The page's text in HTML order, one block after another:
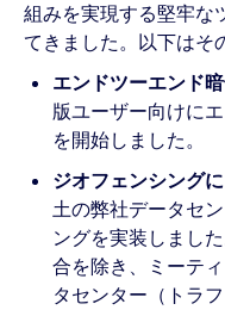
組みを実現する堅牢な
てきました。以下はそ
エンドツーエンド
版ユーザー向けに
を開始しました。
ジオフェンシング
土の弊社データセ
ングを実装しまし
合を除き、ミーテ
タセンター（トラ